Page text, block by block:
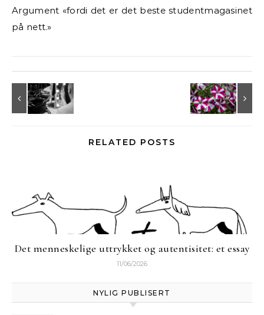
Argument «fordi det er det beste studentmagasinet
på nett.»
RELATED POSTS
Det menneskelige uttrykket og autentisitet: et essay
11/06/2026
NYLIG PUBLISERT